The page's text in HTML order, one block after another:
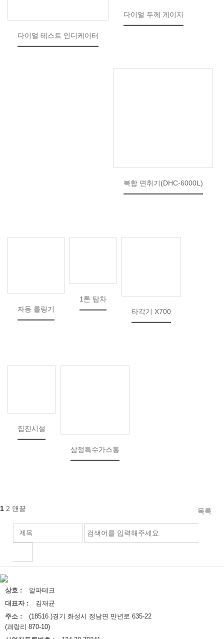
다이얼 테스트 인디케이터
다이얼 두께 게이지
복합 면취기(DHC-6000L)
자동 롤링기
1톤 탑차
타각기 X700
집진시설
삼정특수가스통
목록
1 2 맨끝
상호 :
알파테크
대표자 :
김재균
주소 :
(18516 )경기 화성시 정남면 만년로 635-22
(괘랑리 870-10)